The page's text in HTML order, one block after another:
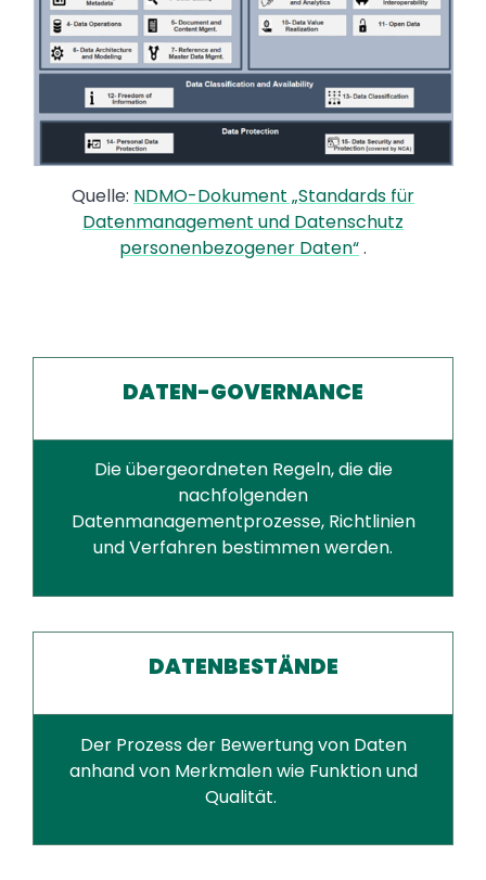
Quelle: NDMO-Dokument „Standards für
Datenmanagement und Datenschutz
personenbezogener Daten“.
DATEN-GOVERNANCE
Die übergeordneten Regeln, die die
nachfolgenden
Datenmanagementprozesse, Richtlinien
und Verfahren bestimmen werden.
DATENBESTÄNDE
Der Prozess der Bewertung von Daten
anhand von Merkmalen wie Funktion und
Qualität.